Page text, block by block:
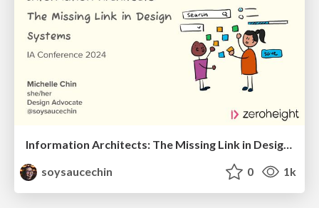
Information Architects: The Missing Link in Design Systems
soysaucechin
0 1k